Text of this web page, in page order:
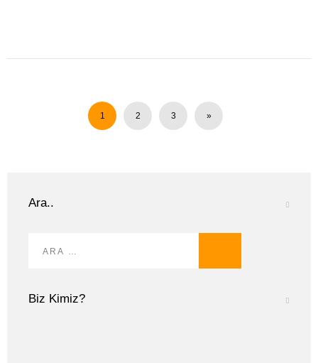
1 2 3 »
Ara..
Biz Kimiz?